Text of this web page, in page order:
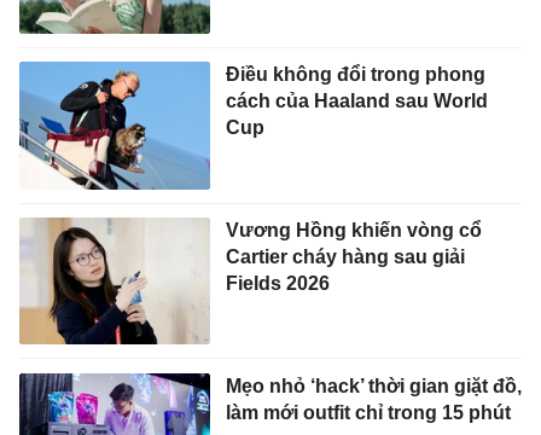
Điều không đổi trong phong
cách của Haaland sau World
Cup
Vương Hồng khiến vòng cổ
Cartier cháy hàng sau giải
Fields 2026
Mẹo nhỏ ‘hack’ thời gian giặt đồ,
làm mới outfit chỉ trong 15 phút